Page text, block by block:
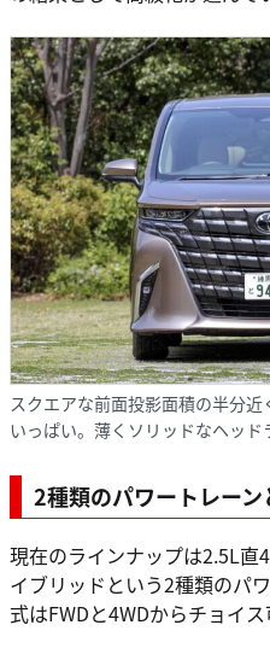
スクエアな前面投影面積の半分
いっぱい。薄くソリッドなヘッド
2種類のパワートレー
現在のラインナップは2.5L直
イブリッドという2種類のパ
式はFWDと4WDからチョイス